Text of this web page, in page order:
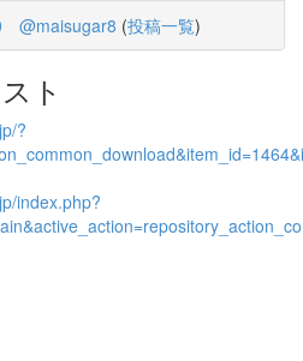
@maisugar8 (投稿一覧)
ト
?
index.php?